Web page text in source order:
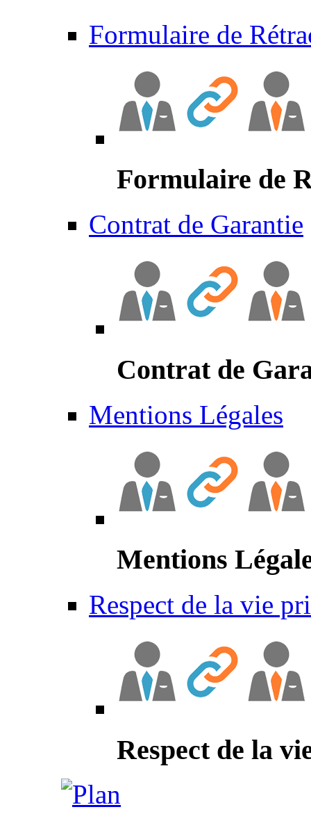
Formulaire de
Formulaire de
Contrat de Garantie
Contrat de
Mentions Légales
Mentions
Respect de la vie
Respect de la